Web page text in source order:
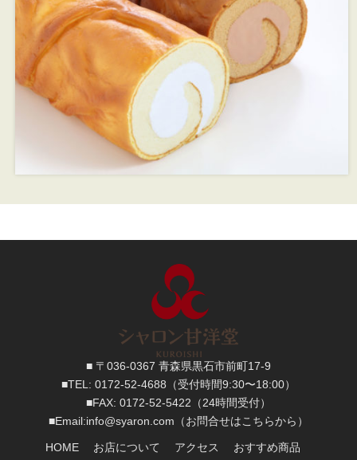
■ 〒036-0367 青森県黒石市前町17-9
■TEL: 0172-52-4688 （受付時間9:30〜18:00）
■FAX: 0172-52-5422 （24時間受付）
■Email:info@syaron.com （お問合せはこちらから）
HOME お店について アクセス
おすすめ商品